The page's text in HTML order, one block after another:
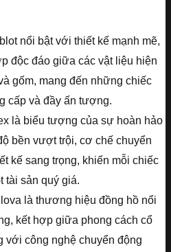
nổi bật với thiết kế mạnh mẽ,
độc đáo giữa các vật liệu hiện
gốm, mang đến những chiếc
cấp và đầy ấn tượng.
là biểu tượng của sự hoàn hảo
bền vượt trội, cơ chế chuyển
kế sang trọng, khiến mỗi chiếc
tài sản quý giá.
là thương hiệu đồng hồ nổi
kết hợp giữa phong cách cổ
với công nghệ chuyển động